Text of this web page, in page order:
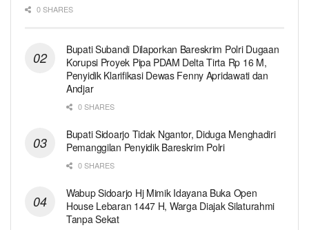
0 SHARES
Bupati Subandi Dilaporkan Bareskrim Polri Dugaan
Korupsi Proyek Pipa PDAM Delta Tirta Rp 16 M,
Penyidik Klarifikasi Dewas Fenny Apridawati dan
Andjar
0 SHARES
Bupati Sidoarjo Tidak Ngantor, Diduga Menghadiri
Pemanggilan Penyidik Bareskrim Polri
0 SHARES
Wabup Sidoarjo Hj Mimik Idayana Buka Open
House Lebaran 1447 H, Warga Diajak Silaturahmi
Tanpa Sekat